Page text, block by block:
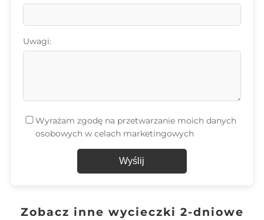
Uwagi:
Wyrażam zgodę na przetwarzanie moich danych
osobowych w celach marketingowych
Wyślij
Zobacz inne wycieczki 2-dniowe